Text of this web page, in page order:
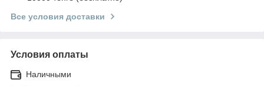
Все условия доставки
Условия оплаты
Наличными